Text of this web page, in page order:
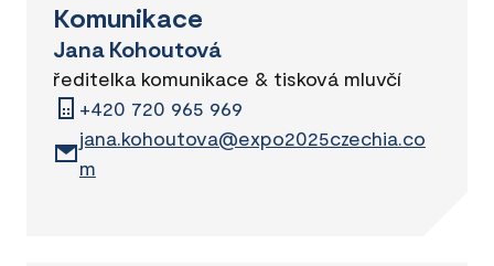
Komunikace
Jana Kohoutová
ředitelka komunikace & tisková mluvčí
+420 720 965 969
jana.kohoutova@expo2025czechia.co
m